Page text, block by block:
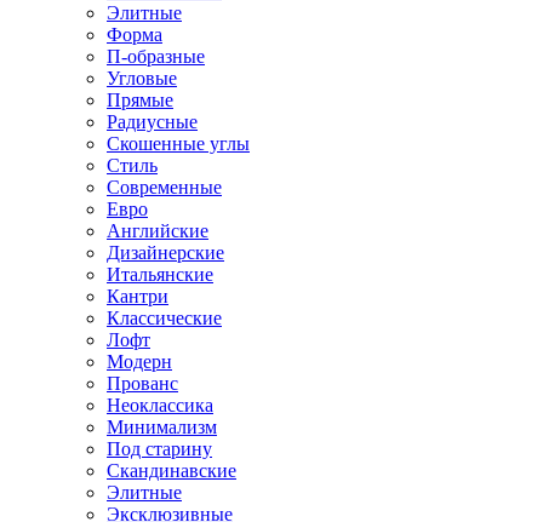
Элитные
Форма
П-образные
Угловые
Прямые
Радиусные
Скошенные углы
Стиль
Современные
Евро
Английские
Дизайнерские
Итальянские
Кантри
Классические
Лофт
Модерн
Прованс
Неоклассика
Минимализм
Под старину
Скандинавские
Элитные
Эксклюзивные